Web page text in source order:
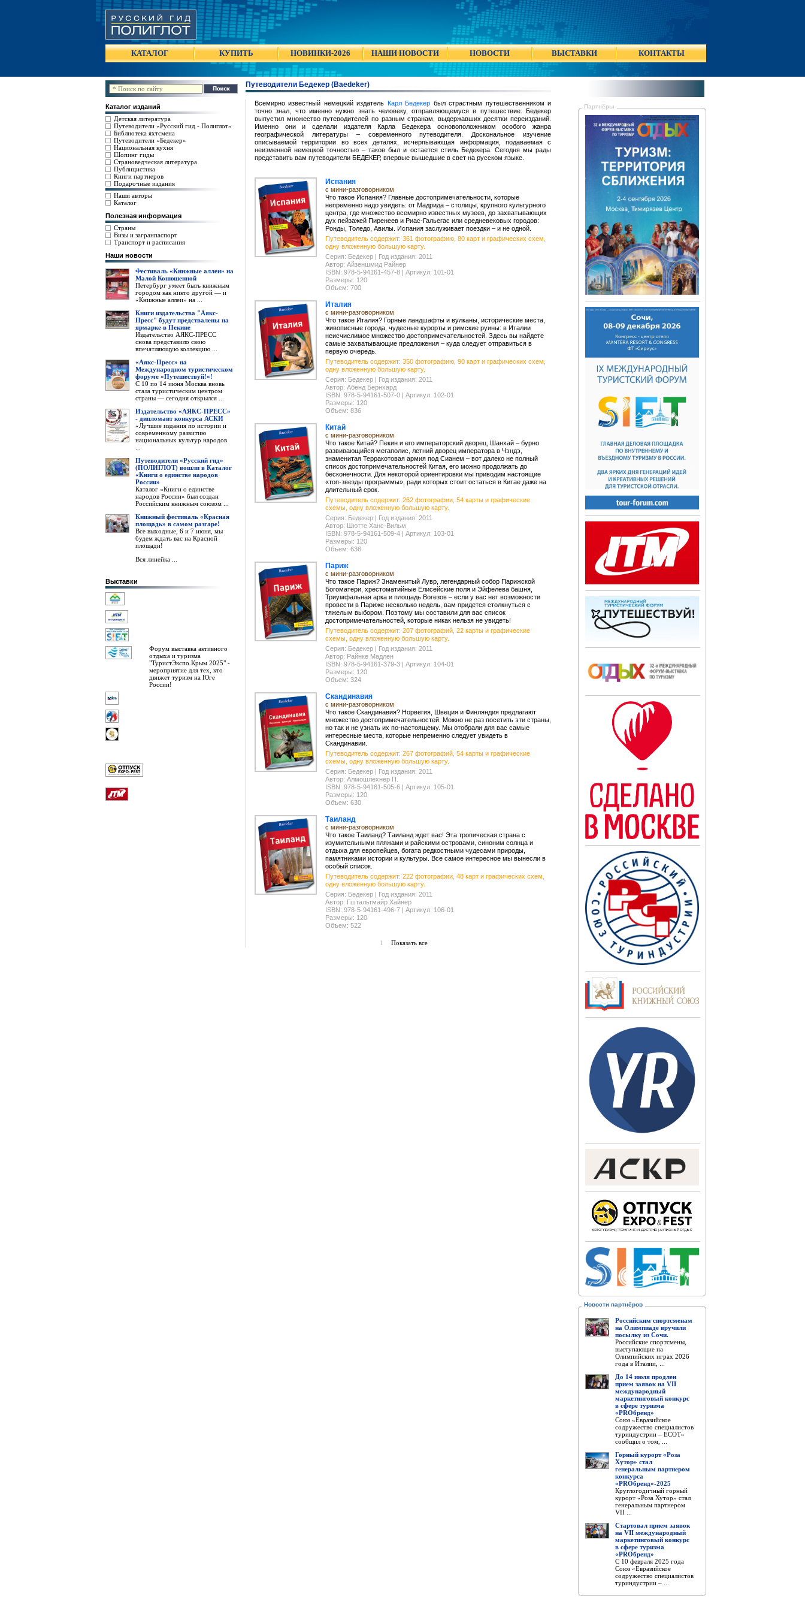
КАТАЛОГ КУПИТЬ НОВИНКИ-2026 НАШИ НОВОСТИ НОВОСТИ ВЫСТАВКИ КОНТАКТЫ
Каталог изданий
Детская литература
Путеводители «Русский гид - Полиглот»
Библиотека яхтсмена
Путеводители «Бедекер»
Национальная кухня
Шопинг гиды
Страноведческая литература
Публицистика
Книги партнеров
Подарочные издания
Наши авторы
Каталог
Полезная информация
Страны
Визы и загранпаспорт
Транспорт и расписания
Наши новости
Фестиваль «Книжные аллеи» на
Малой Конюшенной
Петербург умеет быть книжным
городом как никто другой — и
«Книжные аллеи» на ...
Книги издательства "Аякс-
Пресс" будут предствалены на
ярмарке в Пекине
Издательство АЯКС-ПРЕСС
снова представило свою
впечатляющую коллекцию ...
«Аякс-Пресс» на
Международном туристическом
форуме «Путешествуй!»!
С 10 по 14 июня Москва вновь
стала туристическим центром
страны — сегодня открылся ...
Издательство «АЯКС-ПРЕСС»
- дипломант конкурса АСКИ
«Лучшие издания по истории и
современному развитию
национальных культур народов
Путеводители «Русский гид»
(ПОЛИГЛОТ) вошли в Каталог
«Книги о единстве народов
России»
Каталог «Книги о единстве
народов России» был создан
Российским книжным союзом ...
Книжный фестиваль «Красная
площадь» в самом разгаре!
Все выходные, 6 и 7 июня, мы
будем ждать вас на Красной
площади!
Вся линейка ...
Выставки
Форум выставка активного
отдыха и туризма
"ТуристЭкспо.Крым 2025" -
мероприятие для тех, кто
движет туризм на Юге
России!
Путеводители Бедекер (Baedeker)
Всемирно известный немецкий издатель Карл Бедекер был страстным путешественником и
точно знал, что именно нужно знать человеку, отправляющемуся в путешествие. Бедекер
выпустил множество путеводителей по разным странам, выдержавших десятки переизданий.
Именно они и сделали издателя Карла Бедекера основоположником особого жанра
географической литературы – современного путеводителя. Доскональное изучение
описываемой территории во всех деталях, исчерпывающая информация, подаваемая с
неизменной немецкой точностью – таков был и остается стиль Бедекера. Сегодня мы рады
представить вам путеводители БЕДЕКЕР, впервые вышедшие в свет на русском языке.
Испания
с мини-разговорником
Что такое Испания? Главные достопримечательности, которые
непременно надо увидеть: от Мадрида – столицы, крупного культурного
центра, где множество всемирно известных музеев, до захватывающих
дух пейзажей Пиренеев и Риас-Гальегас или средневековых городов:
Ронды, Толедо, Авилы. Испания заслуживает поездки – и не одной.
Путеводитель содержит: 361 фотографию, 80 карт и графических схем,
одну вложенную большую карту.
Серия: Бедекер | Год издания: 2011
Автор: Айзеншмид Райнер
ISBN: 978-5-94161-457-8 | Артикул: 101-01
Размеры: 120
Объем: 700
Италия
с мини-разговорником
Что такое Италия? Горные ландшафты и вулканы, исторические места,
живописные города, чудесные курорты и римские руины: в Италии
неисчислимое множество достопримечательностей. Здесь вы найдете
самые захватывающие предложения – куда следует отправиться в
первую очередь.
Путеводитель содержит: 350 фотографию, 90 карт и графических схем,
одну вложенную большую карту.
Серия: Бедекер | Год издания: 2011
Автор: Абенд Бернхард
ISBN: 978-5-94161-507-0 | Артикул: 102-01
Размеры: 120
Объем: 836
Китай
с мини-разговорником
Что такое Китай? Пекин и его императорский дворец, Шанхай – бурно
развивающийся мегаполис, летний дворец императора в Чэндэ,
знаменитая Терракотовая армия под Сианем – вот далеко не полный
список достопримечательностей Китая, его можно продолжать до
бесконечности. Для некоторой ориентировки мы приводим настоящие
«топ-звезды программы», ради которых стоит остаться в Китае даже на
длительный срок.
Путеводитель содержит: 262 фотографии, 54 карты и графические
схемы, одну вложенную большую карту.
Серия: Бедекер | Год издания: 2011
Автор: Шютте Ханс-Вильм
ISBN: 978-5-94161-509-4 | Артикул: 103-01
Размеры: 120
Объем: 636
Париж
с мини-разговорником
Что такое Париж? Знаменитый Лувр, легендарный собор Парижской
Богоматери, хрестоматийные Елисейские поля и Эйфелева башня,
Триумфальная арка и площадь Вогезов – если у вас нет возможности
провести в Париже несколько недель, вам придется столкнуться с
тяжелым выбором. Поэтому мы составили для вас список
достопримечательностей, которые никак нельзя не увидеть!
Путеводитель содержит: 207 фотографий, 22 карты и графические
схемы, одну вложенную большую карту.
Серия: Бедекер | Год издания: 2011
Автор: Райнке Мадлен
ISBN: 978-5-94161-379-3 | Артикул: 104-01
Размеры: 120
Объем: 324
Скандинавия
с мини-разговорником
Что такое Скандинавия? Норвегия, Швеция и Финляндия предлагают
множество достопримечательностей. Можно не раз посетить эти страны,
но так и не узнать их по-настоящему. Мы отобрали для вас самые
интересные места, которые непременно следует увидеть в
Скандинавии.
Путеводитель содержит: 267 фотографий, 54 карты и графические
схемы, одну вложенную большую карту.
Серия: Бедекер | Год издания: 2011
Автор: Алмошлехнер П.
ISBN: 978-5-94161-505-6 | Артикул: 105-01
Размеры: 120
Объем: 630
Таиланд
с мини-разговорником
Что такое Таиланд? Таиланд ждет вас! Эта тропическая страна с
изумительными пляжами и райскими островами, синоним солнца и
отдыха для европейцев, богата редкостными чудесами природы,
памятниками истории и культуры. Все самое интересное мы вынесли в
особый список.
Путеводитель содержит: 222 фотографии, 48 карт и графических схем,
одну вложенную большую карту.
Серия: Бедекер | Год издания: 2011
Автор: Гштальтмайр Хайнер
ISBN: 978-5-94161-496-7 | Артикул: 106-01
Размеры: 120
Объем: 522
1 Показать все
Партнёры
Новости партнёров
Российским спортсменам
на Олимпиаде вручили
посылку из Сочи.
Российские спортсмены,
выступающие на
Олимпийских играх 2026
года в Италии, ...
До 14 июля продлен
прием заявок на VII
международный
маркетинговый конкурс
в сфере туризма
«PROбренд»
Союз «Евразийское
содружество специалистов
туриндустрии – ЕСОТ»
сообщил о том, ...
Горный курорт «Роза
Хутор» стал
генеральным партнером
конкурса
«PROбренд»-2025
Круглогодичный горный
курорт «Роза Хутор» стал
генеральным партнером
VII ...
Стартовал прием заявок
на VII международный
маркетинговый конкурс
в сфере туризма
«PROбренд»
С 10 февраля 2025 года
Союз «Евразийское
содружество специалистов
туриндустрии – ...